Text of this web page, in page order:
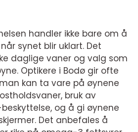
handler ikke bare om å
synet blir uklart. Det
daglige vaner og valg som
Optikere i Bodø gir ofte
kan ta vare på øynene
bruk av
og å gi øynene
Det anbefales å